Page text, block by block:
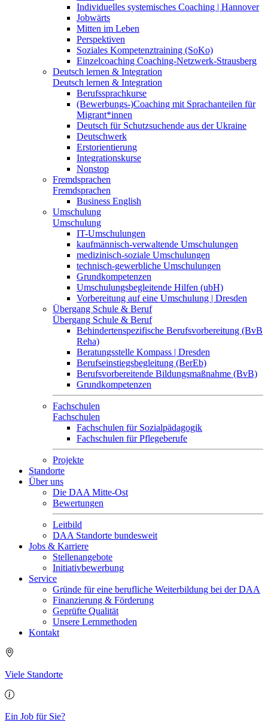
Individuelles systemisches Coaching | Hannover
Jobwärts
Mitten im Leben
Perspektiven
Soziales Kompetenztraining (SoKo)
Einzelcoaching Coaching-Netzwerk-Strausberg
Deutsch lernen & Integration
Deutsch lernen & Integration
Berufssprachkurse
(Bewerbungs-)Coaching mit Sprachanteilen für
Migrant*innen
Deutsch für Schutzsuchende aus der Ukraine
Deutschwerk
Erstorientierung
Integrationskurse
Nonstop
Fremdsprachen
Fremdsprachen
Business English
Umschulung
Umschulung
IT-Umschulungen
kaufmännisch-verwaltende Umschulungen
medizinisch-soziale Umschulungen
technisch-gewerbliche Umschulungen
Grundkompetenzen
Umschulungsbegleitende Hilfen (ubH)
Vorbereitung auf eine Umschulung | Dresden
Übergang Schule & Beruf
Übergang Schule & Beruf
Behindertenspezifische Berufsvorbereitung (BvB
Reha)
Beratungsstelle Kompass | Dresden
Berufseinstiegsbegleitung (BerEb)
Berufsvorbereitende Bildungsmaßnahme (BvB)
Grundkompetenzen
Fachschulen
Fachschulen
Fachschulen für Sozialpädagogik
Fachschulen für Pflegeberufe
Projekte
Standorte
Über uns
Die DAA Mitte-Ost
Bewertungen
Leitbild
DAA Standorte bundesweit
Jobs & Karriere
Stellenangebote
Initiativbewerbung
Service
Gründe für eine berufliche Weiterbildung bei der DAA
Finanzierung & Förderung
Geprüfte Qualität
Unsere Lernmethoden
Kontakt
Viele Standorte
Ein Job für Sie?